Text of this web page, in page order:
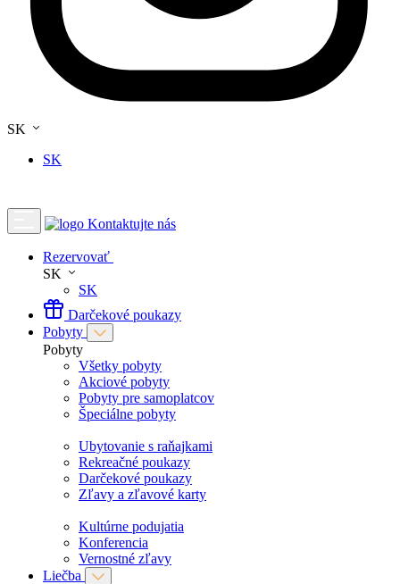
SK
SK
Kontaktujte nás
Rezervovať
SK
SK
Darčekové poukazy
Pobyty
Pobyty
Všetky pobyty
Akciové pobyty
Pobyty pre samoplatcov
Špeciálne pobyty
Ubytovanie s raňajkami
Rekreačné poukazy
Darčekové poukazy
Zľavy a zľavové karty
Kultúrne podujatia
Konferencia
Vernostné zľavy
Liečba